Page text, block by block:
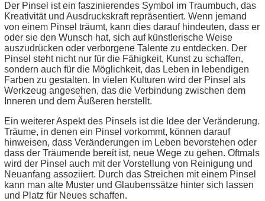
Der Pinsel ist ein faszinierendes Symbol im Traumbuch, das
Kreativität und Ausdruckskraft repräsentiert. Wenn jemand
von einem Pinsel träumt, kann dies darauf hindeuten, dass er
oder sie den Wunsch hat, sich auf künstlerische Weise
auszudrücken oder verborgene Talente zu entdecken. Der
Pinsel steht nicht nur für die Fähigkeit, Kunst zu schaffen,
sondern auch für die Möglichkeit, das Leben in lebendigen
Farben zu gestalten. In vielen Kulturen wird der Pinsel als
Werkzeug angesehen, das die Verbindung zwischen dem
Inneren und dem Äußeren herstellt.
Ein weiterer Aspekt des Pinsels ist die Idee der Veränderung.
Träume, in denen ein Pinsel vorkommt, können darauf
hinweisen, dass Veränderungen im Leben bevorstehen oder
dass der Träumende bereit ist, neue Wege zu gehen. Oftmals
wird der Pinsel auch mit der Vorstellung von Reinigung und
Neuanfang assoziiert. Durch das Streichen mit einem Pinsel
kann man alte Muster und Glaubenssätze hinter sich lassen
und Platz für Neues schaffen.